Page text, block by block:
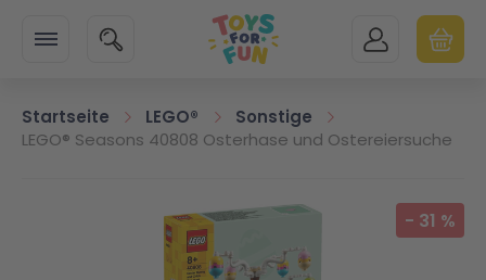
SUCHE MEIN KONTO
Startseite LEGO®
Sonstige
LEGO® Seasons 40808 Osterhase und Ostereiersuche
Zum Ende der Bildgalerie springen - 31 %